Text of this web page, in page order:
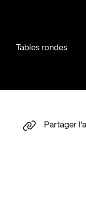
Tables rondes
Partager